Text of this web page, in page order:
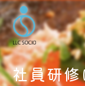
社員研